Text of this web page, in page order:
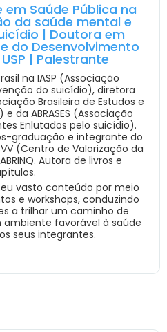
Saúde Pública na
da saúde mental e
| Doutora em
do Desenvolvimento
| Palestrante
na IASP (Associação
do suicídio), diretora
Brasileira de Estudos e
da ABRASES (Associação
Enlutados pelo suicídio).
graduação e integrante do
(Centro de Valorização da
Autora de livros e
vasto conteúdo por meio
e workshops, conduzindo
a trilhar um caminho de
favorável à saúde
seus integrantes.